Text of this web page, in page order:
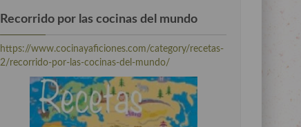
Recorrido por las cocinas del mundo
https://www.cocinayaficiones.com/category/recetas-
2/recorrido-por-las-cocinas-del-mundo/